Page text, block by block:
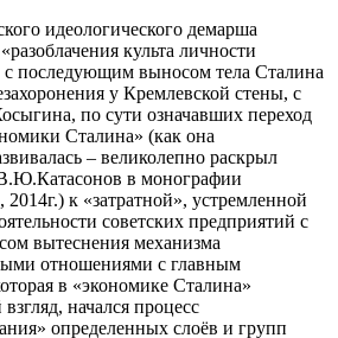
идеологического демарша
культа личности
с последующим выносом тела Сталина
у Кремлевской стены, с
по сути означавших переход
Сталина» (как она
– великолепно раскрыл
в монографии
к «затратной», устремленной
советских предприятий с
вытеснения механизма
отношениями с главным
в «экономике Сталина»
начался процесс
определенных слоёв и групп